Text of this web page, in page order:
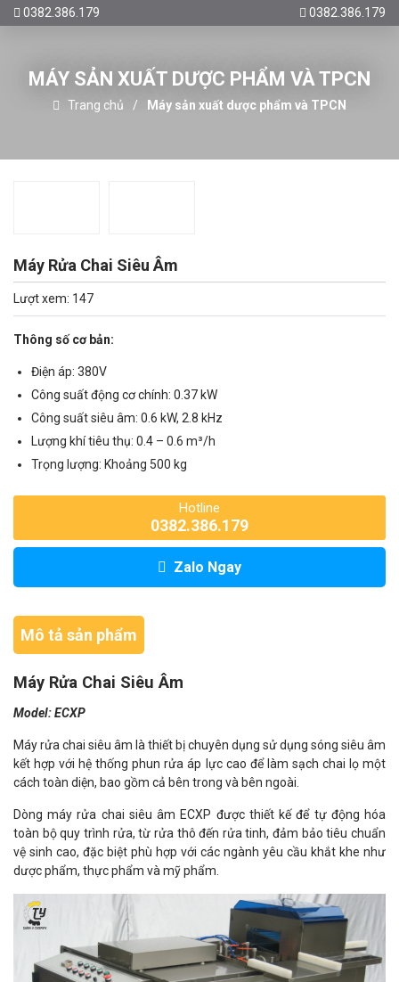
0382.386.179 0382.386.179
MÁY SẢN XUẤT DƯỢC PHẨM VÀ TPCN
Trang chủ Máy sản xuất dược phẩm và TPCN
Máy Rửa Chai Siêu Âm
Lượt xem: 147
Thông số cơ bản:
Điện áp: 380V
Công suất động cơ chính: 0.37 kW
Công suất siêu âm: 0.6 kW, 2.8 kHz
Lượng khí tiêu thụ: 0.4 – 0.6 m³/h
Trọng lượng: Khoảng 500 kg
Hotline
0382.386.179
Zalo Ngay
Mô tả sản phẩm
Máy Rửa Chai Siêu Âm
Model: ECXP
Máy rửa chai siêu âm là thiết bị chuyên dụng sử dụng sóng siêu âm
kết hợp với hệ thống phun rửa áp lực cao để làm sạch chai lọ một
cách toàn diện, bao gồm cả bên trong và bên ngoài.
Dòng máy rửa chai siêu âm ECXP được thiết kế để tự động hóa
toàn bộ quy trình rửa, từ rửa thô đến rửa tinh, đảm bảo tiêu chuẩn
vệ sinh cao, đặc biệt phù hợp với các ngành yêu cầu khắt khe như
dược phẩm, thực phẩm và mỹ phẩm.